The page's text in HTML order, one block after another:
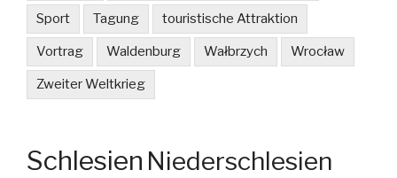
Sport Tagung touristische Attraktion
Vortrag Waldenburg Wałbrzych Wrocław
Zweiter Weltkrieg
Schlesien Niederschlesien